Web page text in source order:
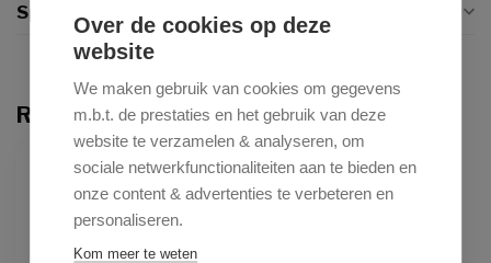
Over de cookies op deze
website
We maken gebruik van cookies om gegevens
m.b.t. de prestaties en het gebruik van deze
website te verzamelen & analyseren, om
sociale netwerkfunctionaliteiten aan te bieden en
onze content & advertenties te verbeteren en
personaliseren.
Kom meer te weten
Specificaties
Recent bekeken